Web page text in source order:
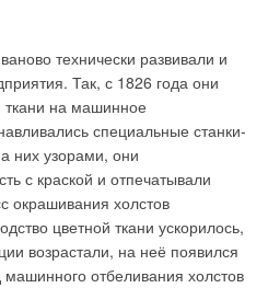
технически развивали и
Так, с 1826 года они
ткани на машинное
специальные станки-
них узорами, они
с краской и отпечатывали
окрашивания холстов
цветной ткани ускорилось,
возрастали, на неё появился
отбеливания холстов